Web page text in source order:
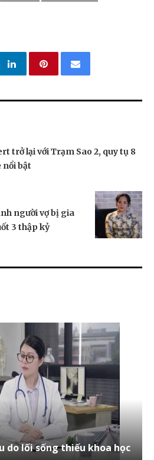
trở lại với Trạm Sao 2, quy tụ 8
nổi bật
người vợ bị gia
3 thập kỷ
do lối sống thiếu khoa học